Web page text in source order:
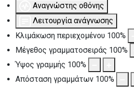
Αναγνώστης οθόνης
Λειτουργία ανάγνωσης
Κλιμάκωση περιεχομένου 100%
Μέγεθος γραμματοσειράς 100%
Ύψος γραμμής 100%
Απόσταση γραμμάτων 100%